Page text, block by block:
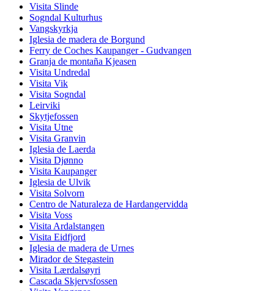
Visita Slinde
Sogndal Kulturhus
Vangskyrkja
Iglesia de madera de Borgund
Ferry de Coches Kaupanger - Gudvangen
Granja de montaña Kjeasen
Visita Undredal
Visita Vik
Visita Sogndal
Leirviki
Skytjefossen
Visita Utne
Visita Granvin
Iglesia de Laerda
Visita Djønno
Visita Kaupanger
Iglesia de Ulvik
Visita Solvorn
Centro de Naturaleza de Hardangervidda
Visita Voss
Visita Ardalstangen
Visita Eidfjord
Iglesia de madera de Urnes
Mirador de Stegastein
Visita Lærdalsøyri
Cascada Skjervsfossen